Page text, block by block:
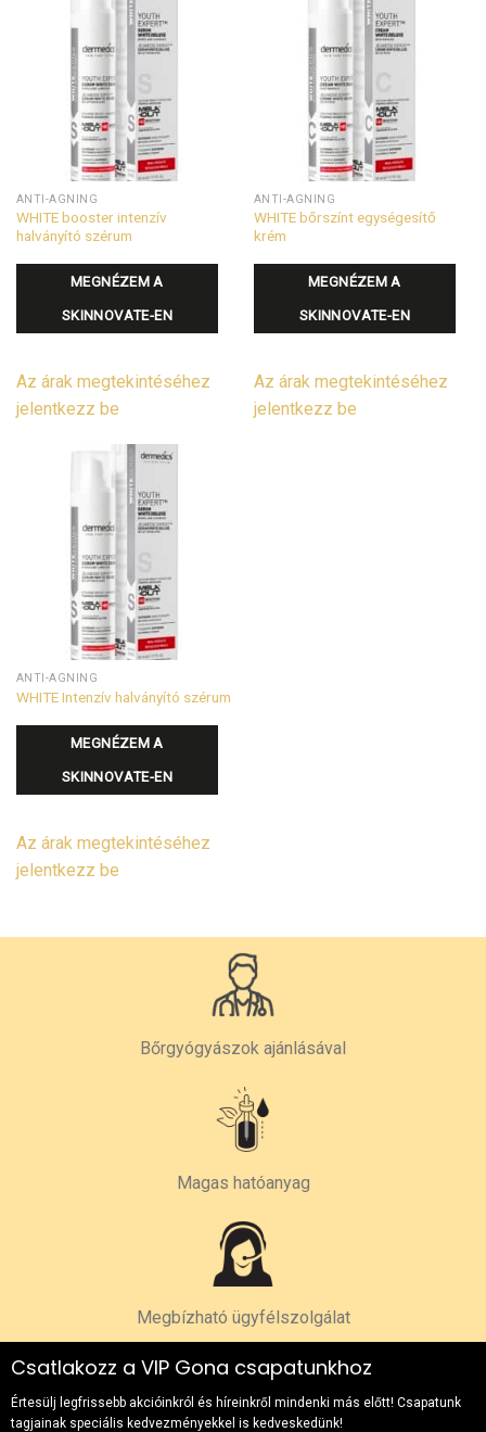
ANTI-AGNING
WHITE booster intenzív
halványító szérum
MEGNÉZEM A
SKINNOVATE-EN
Az árak megtekintéséhez
jelentkezz be
ANTI-AGNING
WHITE bőrszínt egységesítő
krém
MEGNÉZEM A
SKINNOVATE-EN
Az árak megtekintéséhez
jelentkezz be
ANTI-AGNING
WHITE Intenzív halványító szérum
MEGNÉZEM A
SKINNOVATE-EN
Az árak megtekintéséhez
jelentkezz be
Bőrgyógyászok ajánlásával
Magas hatóanyag
Megbízható ügyfélszolgálat
Csatlakozz a VIP Gona csapatunkhoz
Értesülj legfrissebb akcióinkról és híreinkről mindenki más előtt! Csapatunk
tagjainak speciális kedvezményekkel is kedveskedünk!